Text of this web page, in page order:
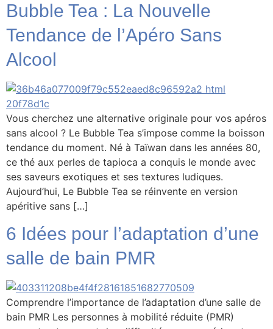
Bubble Tea : La Nouvelle
Tendance de l’Apéro Sans
Alcool
Vous cherchez une alternative originale pour vos apéros
sans alcool ? Le Bubble Tea s’impose comme la boisson
tendance du moment. Né à Taïwan dans les années 80,
ce thé aux perles de tapioca a conquis le monde avec
ses saveurs exotiques et ses textures ludiques.
Aujourd’hui, Le Bubble Tea se réinvente en version
apéritive sans […]
6 Idées pour l’adaptation d’une
salle de bain PMR
Comprendre l’importance de l’adaptation d’une salle de
bain PMR Les personnes à mobilité réduite (PMR)